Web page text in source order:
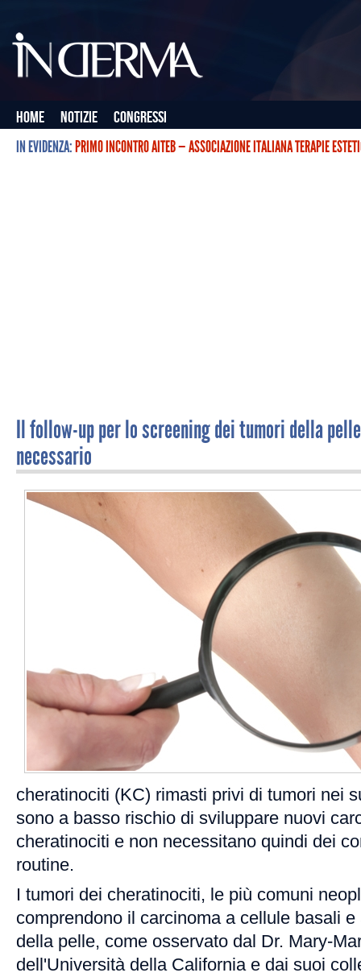
Home Notizie
Congressi
IN EVIDENZA:PRIMO INCONTRO AITEB — ASSOCIAZIONE ITALIANA TERAPIE
Il follow-up per lo screening dei tumori della
necessario
cheratinociti (KC) rimasti privi di tumori nei
sono a basso rischio di sviluppare nuovi
cheratinociti e non necessitano quindi dei
routine.
I tumori dei cheratinociti, le più comuni
comprendono il carcinoma a cellule basali
della pelle, come osservato dal Dr. Mary-
dell'Università della California e dai suoi